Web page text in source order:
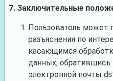
7. Заключительные
Пользователь может
разъяснения по
касающимся
данных,
электронной почты